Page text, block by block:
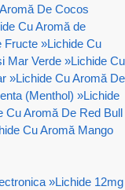
De Cocos
Cu Aromă de
Fructe »Lichide Cu
Mar Verde »Lichide Cu
»Lichide Cu Aromă De
(Menthol) »Lichide
Cu Aromă De Red Bull
Cu Aromă Mango
»Lichide 12mg